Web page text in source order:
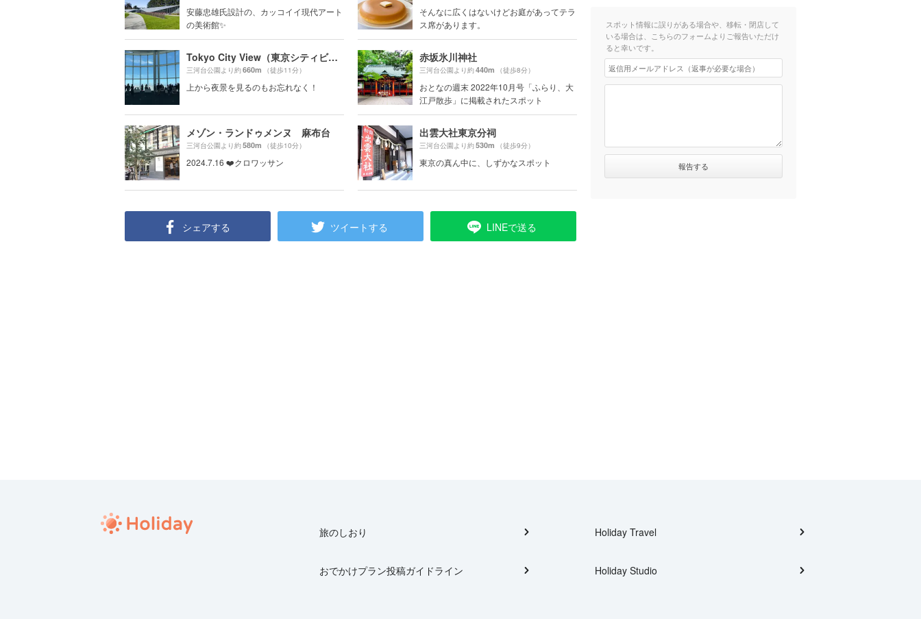
安藤忠雄氏設計の、カッコイイ現代アート
の美術館✨
そんなに広くはないけどお庭があってテラ
ス席があります。
Tokyo City View（東京シティビュー）六本木ヒルズ展望台
三河台公園より約660m （徒歩11分）
上から夜景を見るのもお忘れなく！
赤坂氷川神社
三河台公園より約440m （徒歩8分）
おとなの週末 2022年10月号「ふらり、大
江戸散歩」に掲載されたスポット
メゾン・ランドゥメンヌ 麻布台
三河台公園より約580m （徒歩10分）
2024.7.16 ❤️クロワッサン
出雲大社東京分祠
三河台公園より約530m （徒歩9分）
東京の真ん中に、しずかなスポット
シェアする ツイートする LINEで送る
スポット情報に誤りがある場合や、移転・閉店して
いる場合は、こちらのフォームよりご報告いただけ
ると幸いです。
旅のしおり
おでかけプラン投稿ガイドライン
Holiday Travel
Holiday Studio